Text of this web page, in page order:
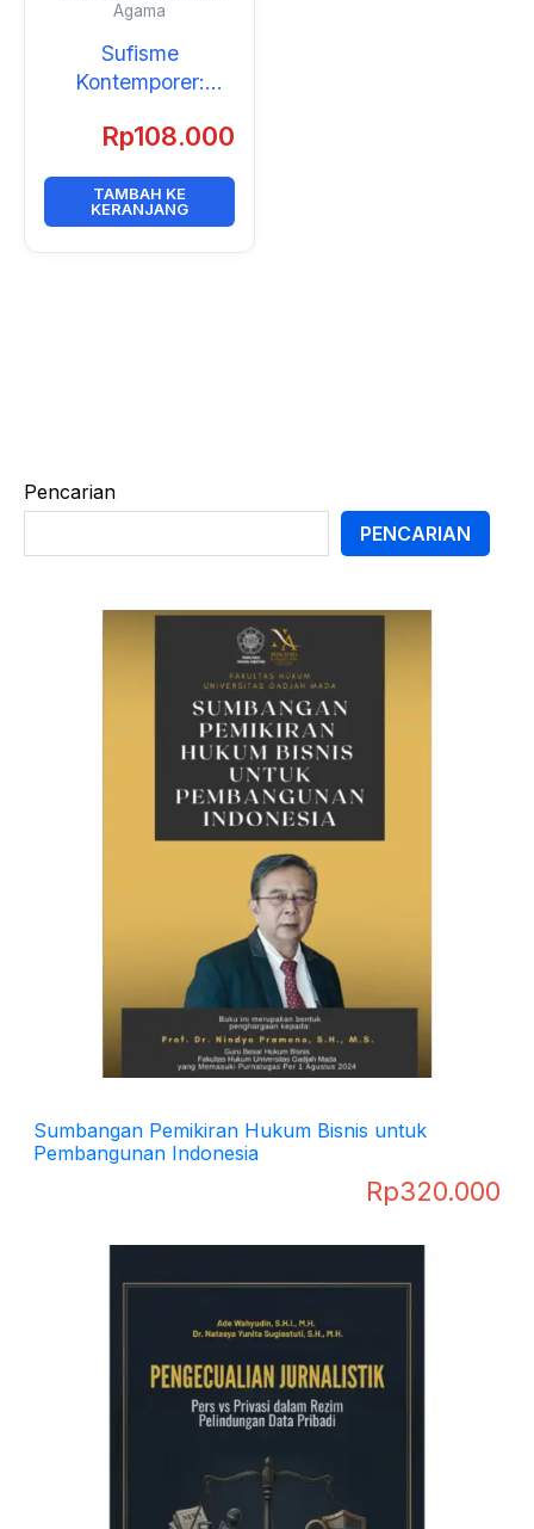
Pencarian
PENCARIAN
Sumbangan Pemikiran Hukum Bisnis untuk
Pembangunan Indonesia
Rp320.000
Agama
Sufisme
Kontemporer:
Pemikiran Seyyed
Rp108.000
TAMBAH KE
KERANJANG